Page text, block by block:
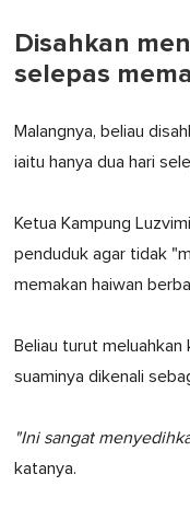
Disahkan
selepas
Malangnya, beliau
iaitu hanya dua hari
Ketua Kampung
penduduk agar tidak
memakan haiwan
Beliau turut meluahkan
suaminya dikenali
"Ini sangat
katanya.